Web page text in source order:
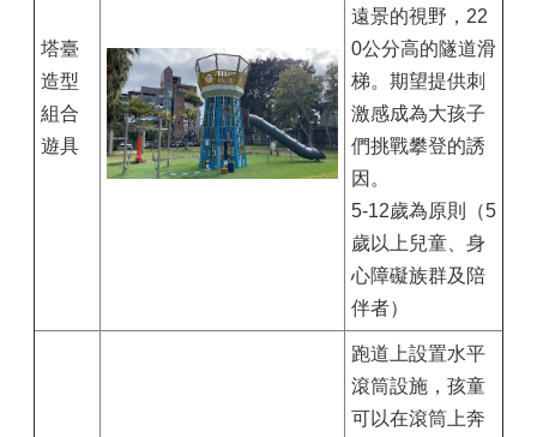
塔臺
造型
組合
遊具
遠景的視野，22
0公分高的隧道滑
梯。期望提供刺
激感成為大孩子
們挑戰攀登的誘
因。
5-12歲為原則（5
歲以上兒童、身
心障礙族群及陪
伴者）
跑道上設置水平
滾筒設施，孩童
可以在滾筒上奔